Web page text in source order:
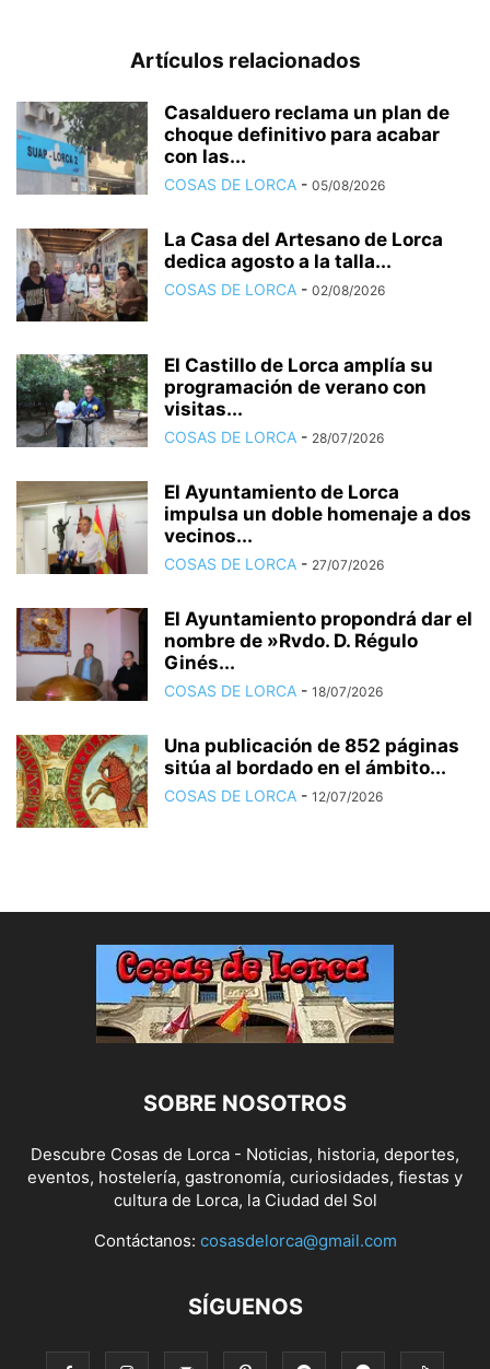
Artículos relacionados
Casalduero reclama un plan de
choque definitivo para acabar
con las...
COSAS DE LORCA - 05/08/2026
La Casa del Artesano de Lorca
dedica agosto a la talla...
COSAS DE LORCA - 02/08/2026
El Castillo de Lorca amplía su
programación de verano con
visitas...
COSAS DE LORCA - 28/07/2026
El Ayuntamiento de Lorca
impulsa un doble homenaje a dos
vecinos...
COSAS DE LORCA - 27/07/2026
El Ayuntamiento propondrá dar el
nombre de »Rvdo. D. Régulo
Ginés...
COSAS DE LORCA - 18/07/2026
Una publicación de 852 páginas
sitúa al bordado en el ámbito...
COSAS DE LORCA - 12/07/2026
SOBRE NOSOTROS
Descubre Cosas de Lorca - Noticias, historia, deportes,
eventos, hostelería, gastronomía, curiosidades, fiestas y
cultura de Lorca, la Ciudad del Sol
Contáctanos: cosasdelorca@gmail.com
SÍGUENOS